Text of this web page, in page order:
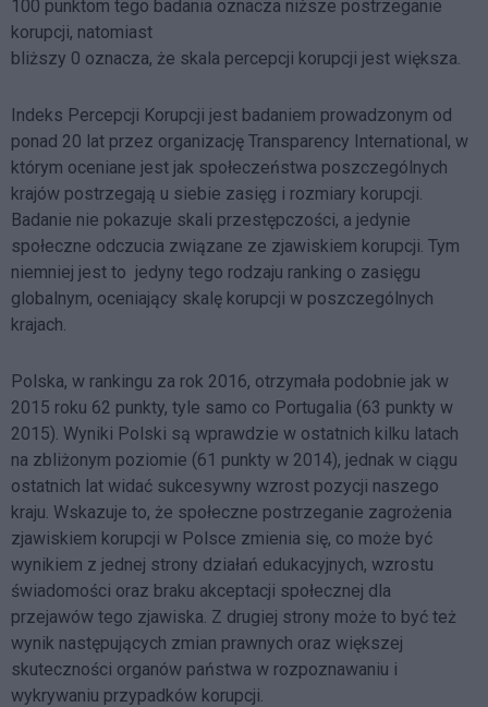
100 punktom tego badania oznacza niższe postrzeganie
korupcji, natomiast
bliższy 0 oznacza, że skala percepcji korupcji jest większa.
Indeks Percepcji Korupcji jest badaniem prowadzonym od
ponad 20 lat przez organizację Transparency International, w
którym oceniane jest jak społeczeństwa poszczególnych
krajów postrzegają u siebie zasięg i rozmiary korupcji.
Badanie nie pokazuje skali przestępczości, a jedynie
społeczne odczucia związane ze zjawiskiem korupcji. Tym
niemniej jest to jedyny tego rodzaju ranking o zasięgu
globalnym, oceniający skalę korupcji w poszczególnych
krajach.
Polska, w rankingu za rok 2016, otrzymała podobnie jak w
2015 roku 62 punkty, tyle samo co Portugalia (63 punkty w
2015). Wyniki Polski są wprawdzie w ostatnich kilku latach
na zbliżonym poziomie (61 punkty w 2014), jednak w ciągu
ostatnich lat widać sukcesywny wzrost pozycji naszego
kraju. Wskazuje to, że społeczne postrzeganie zagrożenia
zjawiskiem korupcji w Polsce zmienia się, co może być
wynikiem z jednej strony działań edukacyjnych, wzrostu
świadomości oraz braku akceptacji społecznej dla
przejawów tego zjawiska. Z drugiej strony może to być też
wynik następujących zmian prawnych oraz większej
skuteczności organów państwa w rozpoznawaniu i
wykrywaniu przypadków korupcji.